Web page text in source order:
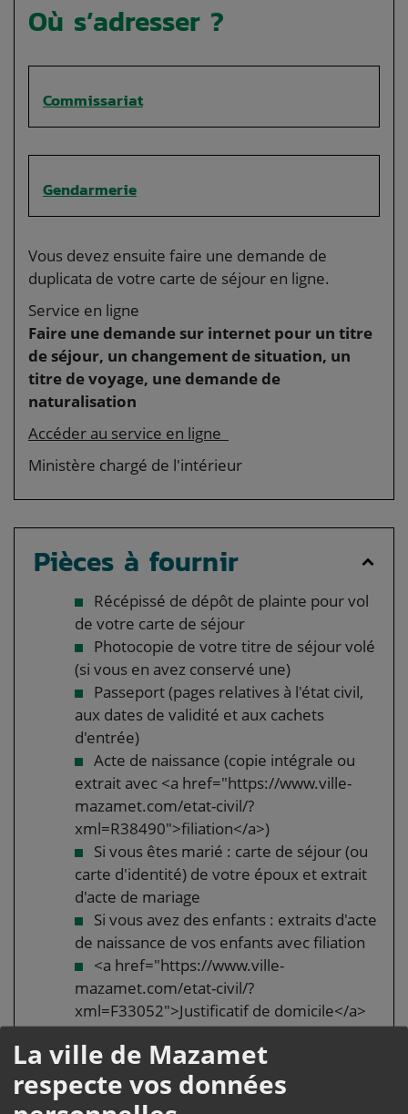
La ville de Mazamet
respecte vos données
Où s’adresser ?
Commissariat
Gendarmerie
Vous devez ensuite faire une demande de
duplicata de votre carte de séjour en ligne.
Service en ligne
Faire une demande sur internet pour un titre
de séjour, un changement de situation, un
titre de voyage, une demande de
naturalisation
Accéder au service en ligne
Ministère chargé de l'intérieur
Pièces à fournir
Récépissé de dépôt de plainte pour vol
de votre carte de séjour
Photocopie de votre titre de séjour volé
(si vous en avez conservé une)
Passeport (pages relatives à l'état civil,
aux dates de validité et aux cachets
d'entrée)
Acte de naissance (copie intégrale ou
extrait avec <a href="https://www.ville-
mazamet.com/etat-civil/?
xml=R38490">filiation</a>)
Si vous êtes marié : carte de séjour (ou
carte d'identité) de votre époux et extrait
d'acte de mariage
Si vous avez des enfants : extraits d'acte
de naissance de vos enfants avec filiation
<a href="https://www.ville-
mazamet.com/etat-civil/?
xml=F33052">Justificatif de domicile</a>
datant de moins de 6 mois
3 <a href="https://www.ville-
mazamet.com/etat-civil/?
xml=F10619">photos</a>